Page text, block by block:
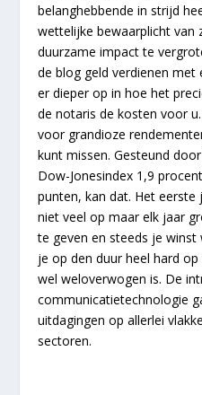
belanghebbende in strijd
wettelijke bewaarplicht van
duurzame impact te
de blog geld verdienen met
er dieper op in hoe het
de notaris de kosten voor
voor grandioze
kunt missen. Gesteund
Dow-Jonesindex 1,9
punten, kan dat. Het
niet veel op maar elk jaar
te geven en steeds je
je op den duur heel hard
wel weloverwogen is. De
communicatietechnologie
uitdagingen op allerlei
sectoren.